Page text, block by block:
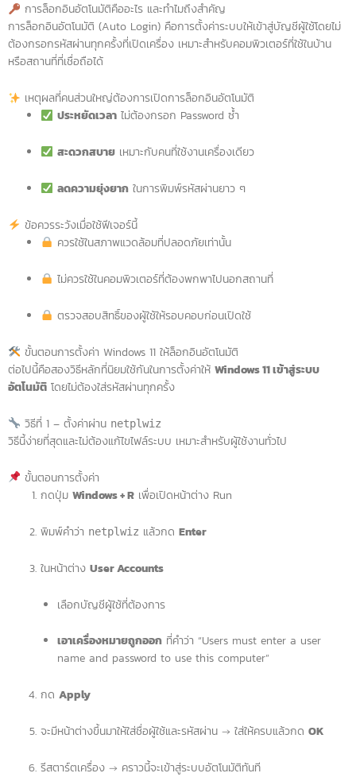
การล็อกอินอัตโนมัติคืออะไร และทำไมถึงสำคัญ
การล็อกอินอัตโนมัติ (Auto Login) คือการตั้งค่าระบบให้เข้าสู่บัญชีผู้ใช้โดยไม่
ต้องกรอกรหัสผ่านทุกครั้งที่เปิดเครื่อง เหมาะสำหรับคอมพิวเตอร์ที่ใช้ในบ้าน
หรือสถานที่ที่เชื่อถือได้
เหตุผลที่คนส่วนใหญ่ต้องการเปิดการล็อกอินอัตโนมัติ
ประหยัดเวลาไม่ต้องกรอก Password ซ้ำ
สะดวกสบายเหมาะกับคนที่ใช้งานเครื่องเดียว
ลดความยุ่งยากในการพิมพ์รหัสผ่านยาว ๆ
ข้อควรระวังเมื่อใช้ฟีเจอร์นี้
ควรใช้ในสภาพแวดล้อมที่ปลอดภัยเท่านั้น
ไม่ควรใช้ในคอมพิวเตอร์ที่ต้องพกพาไปนอกสถานที่
ตรวจสอบสิทธิ์ของผู้ใช้ให้รอบคอบก่อนเปิดใช้
ขั้นตอนการตั้งค่า Windows 11 ให้ล็อกอินอัตโนมัติ
ต่อไปนี้คือสองวิธีหลักที่นิยมใช้กันในการตั้งค่าให้ Windows 11 เข้าสู่ระบบ
อัตโนมัติ โดยไม่ต้องใส่รหัสผ่านทุกครั้ง
วิธีที่ 1 – ตั้งค่าผ่าน netplwiz
วิธีนี้ง่ายที่สุดและไม่ต้องแก้ไขไฟล์ระบบ เหมาะสำหรับผู้ใช้งานทั่วไป
ขั้นตอนการตั้งค่า
กดปุ่มWindows + R เพื่อเปิดหน้าต่าง Run
พิมพ์คำว่า netplwiz แล้วกดEnter
ในหน้าต่างUser Accounts
เลือกบัญชีผู้ใช้ที่ต้องการ
เอาเครื่องหมายถูกออกที่คำว่า “Users must enter a user
name and password to use this computer”
กดApply
จะมีหน้าต่างขึ้นมาให้ใส่ชื่อผู้ใช้และรหัสผ่าน → ใส่ให้ครบแล้วกดOK
รีสตาร์ตเครื่อง → คราวนี้จะเข้าสู่ระบบอัตโนมัติทันที